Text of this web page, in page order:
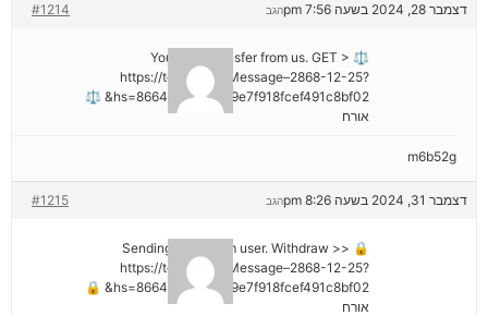
דצמבר 28, 2024 בשעה 7:56 pm #1214 הגב
⚖ You got a transfer from us. GET >
https://telegra.ph/Message–2868-12-25?
hs=8664c520642b9e7f918fcef491c8bf02& ⚖
אורח
m6b52g
דצמבר 31, 2024 בשעה 8:26 pm #1215 הגב
🔒 Sending a gift from user. Withdrаw >>
https://telegra.ph/Message–2868-12-25?
hs=8664c520642b9e7f918fcef491c8bf02& 🔒
אורח